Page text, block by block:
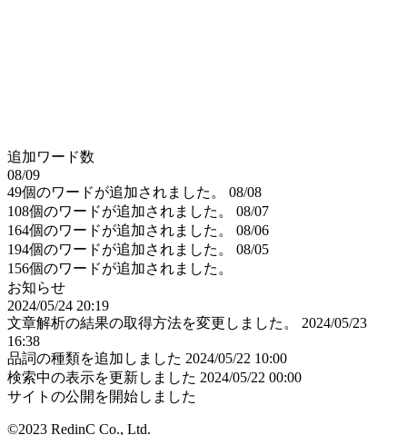
追加ワード数
08/09
49個のワードが追加されました。
08/08
108個のワードが追加されました。
08/07
164個のワードが追加されました。
08/06
194個のワードが追加されました。
08/05
156個のワードが追加されました。
お知らせ
2024/05/24 20:19
文章解析の結果の取得方法を変更しました。
2024/05/23
16:38
品詞の種類を追加しました 2024/05/22 10:00
検索中の表示を更新しました 2024/05/22 00:00
サイトの公開を開始しました
©2023 RedinC Co., Ltd.